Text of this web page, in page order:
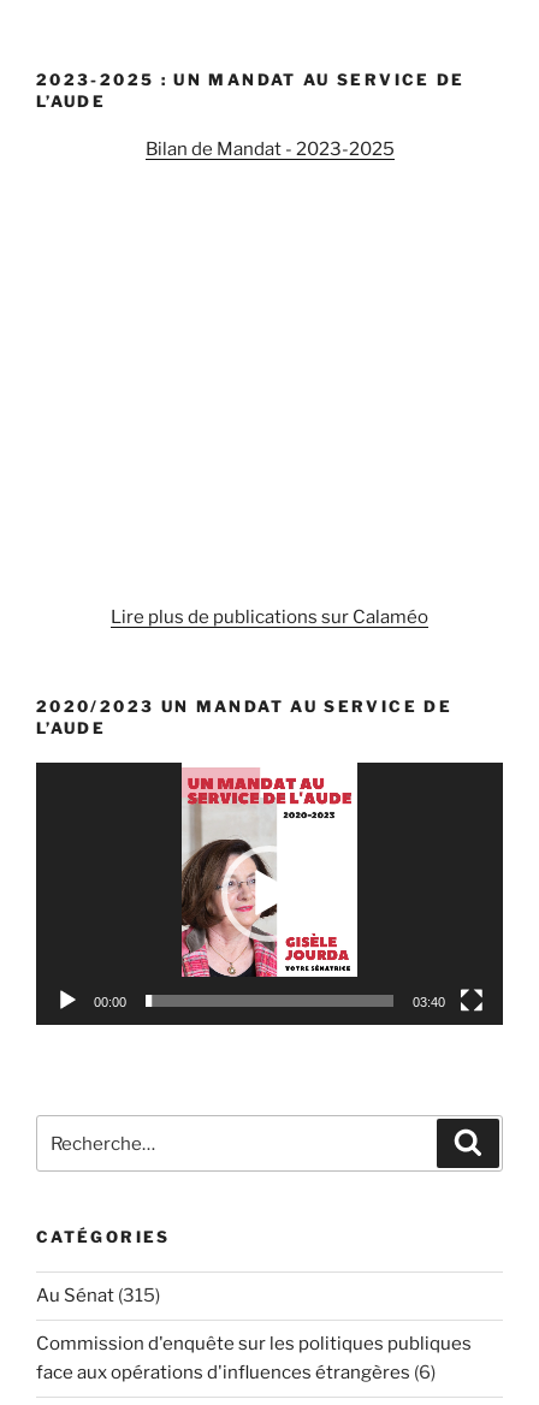
ratification
l’accord
2023-2025 : UN MANDAT AU SERVICE DE
L’AUDE
Bilan de Mandat - 2023-2025
Lire plus de publications sur Calaméo
2020/2023 UN MANDAT AU SERVICE DE
L’AUDE
00:00 03:40
pour
CATÉGORIES
Au Sénat (315)
Commission d'enquête sur les politiques publiques
face aux opérations d'influences étrangères (6)